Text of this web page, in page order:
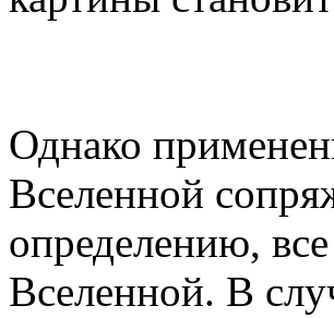
Однако
Вселенной
определению,
Вселенной. В